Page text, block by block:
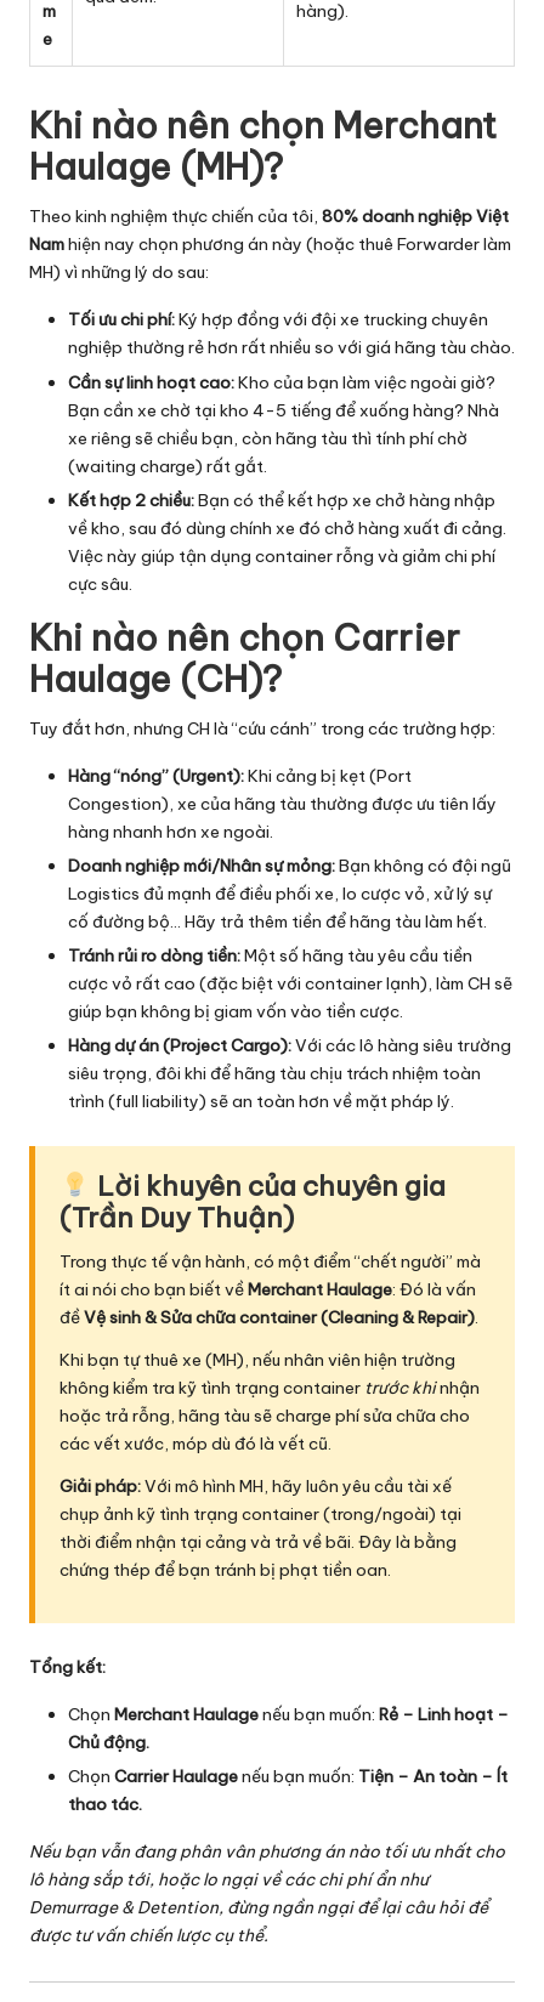
m
e
hàng).
Khi nào nên chọn Merchant
Haulage (MH)?
Theo kinh nghiệm thực chiến của tôi, 80% doanh nghiệp Việt
Namhiện nay chọn phương án này (hoặc thuê Forwarder làm
MH) vì những lý do sau:
Tối ưu chi phí:Ký hợp đồng với đội xe trucking chuyên
nghiệp thường rẻ hơn rất nhiều so với giá hãng tàu chào.
Cần sự linh hoạt cao:Kho của bạn làm việc ngoài giờ?
Bạn cần xe chờ tại kho 4-5 tiếng để xuống hàng? Nhà
xe riêng sẽ chiều bạn, còn hãng tàu thì tính phí chờ
(waiting charge) rất gắt.
Kết hợp 2 chiều:Bạn có thể kết hợp xe chở hàng nhập
về kho, sau đó dùng chính xe đó chở hàng xuất đi cảng.
Việc này giúp tận dụng container rỗng và giảm chi phí
cực sâu.
Khi nào nên chọn Carrier
Haulage (CH)?
Tuy đắt hơn, nhưng CH là “cứu cánh” trong các trường hợp:
Hàng “nóng” (Urgent):Khi cảng bị kẹt (Port
Congestion), xe của hãng tàu thường được ưu tiên lấy
hàng nhanh hơn xe ngoài.
Doanh nghiệp mới/Nhân sự mỏng:Bạn không có đội ngũ
Logistics đủ mạnh để điều phối xe, lo cược vỏ, xử lý sự
cố đường bộ… Hãy trả thêm tiền để hãng tàu làm hết.
Tránh rủi ro dòng tiền:Một số hãng tàu yêu cầu tiền
cược vỏ rất cao (đặc biệt với container lạnh), làm CH sẽ
giúp bạn không bị giam vốn vào tiền cược.
Hàng dự án (Project Cargo):Với các lô hàng siêu trường
siêu trọng, đôi khi để hãng tàu chịu trách nhiệm toàn
trình (full liability) sẽ an toàn hơn về mặt pháp lý.
Lời khuyên của chuyên gia
(Trần Duy Thuận)
Trong thực tế vận hành, có một điểm “chết người” mà
ít ai nói cho bạn biết vềMerchant Haulage: Đó là vấn
đềVệ sinh & Sửa chữa container (Cleaning & Repair).
Khi bạn tự thuê xe (MH), nếu nhân viên hiện trường
không kiểm tra kỹ tình trạng container trước khinhận
hoặc trả rỗng, hãng tàu sẽ charge phí sửa chữa cho
các vết xước, móp dù đó là vết cũ.
Giải pháp:Với mô hình MH, hãy luôn yêu cầu tài xế
chụp ảnh kỹ tình trạng container (trong/ngoài) tại
thời điểm nhận tại cảng và trả về bãi. Đây là bằng
chứng thép để bạn tránh bị phạt tiền oan.
Tổng kết:
Chọn Merchant Haulagenếu bạn muốn: Rẻ – Linh hoạt –
Chủ động.
Chọn Carrier Haulagenếu bạn muốn: Tiện – An toàn – Ít
thao tác.
Nếu bạn vẫn đang phân vân phương án nào tối ưu nhất cho
lô hàng sắp tới, hoặc lo ngại về các chi phí ẩn như
Demurrage & Detention, đừng ngần ngại để lại câu hỏi để
được tư vấn chiến lược cụ thể.